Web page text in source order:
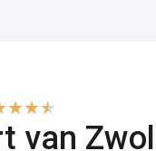
★★★
van